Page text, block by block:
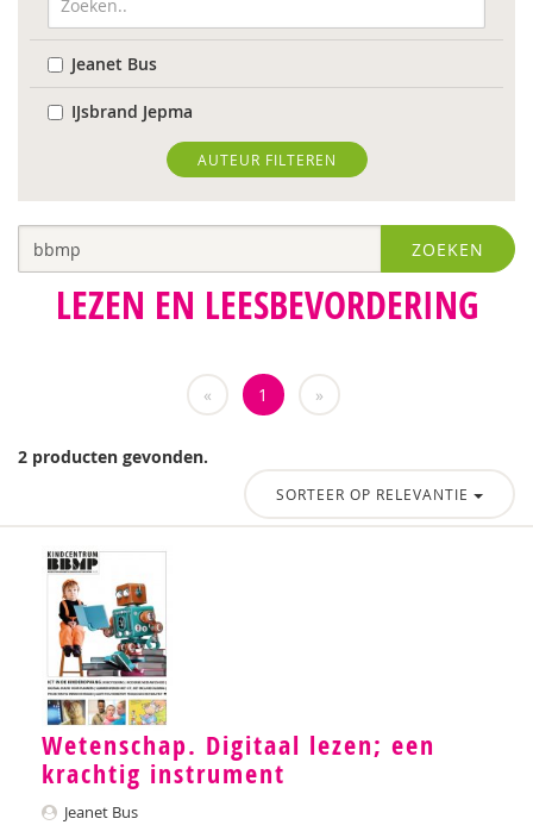
Jeanet Bus
IJsbrand Jepma
AUTEUR FILTEREN
ZOEKEN
LEZEN EN LEESBEVORDERING
« 1 »
2 producten gevonden.
SORTEER OP RELEVANTIE
Wetenschap. Digitaal lezen; een
krachtig instrument
Jeanet Bus